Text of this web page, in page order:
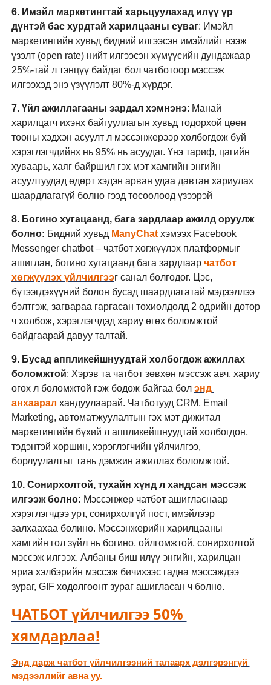
6. Имэйл маркетингтай харьцуулахад илүү үр
дүнтэй бас хурдтай харилцааны суваг: Имэйл
маркетингийн хувьд бидний илгээсэн имэйлийг нээж
үзэлт (open rate) нийт илгээсэн хүмүүсийн дундажаар
25%-тай л тэнцүү байдаг бол чатботоор мэссэж
илгээхэд энэ үзүүлэлт 80%-д хүрдэг.
7. Үйл ажиллагааны зардал хэмнэнэ: Манай
харилцагч ихэнх байгууллагын хувьд тодорхой цөөн
тооны хэдхэн асуулт л мэссэнжерээр холбогдож буй
хэрэглэгчдийнх нь 95% нь асуудаг. Үнэ тариф, цагийн
хуваарь, хаяг байршил гэх мэт хамгийн энгийн
асуултуудад өдөрт хэдэн арван удаа давтан хариулах
шаардлагагүй болно гээд төсөөлөөд үзээрэй
8. Богино хугацаанд, бага зардлаар ажилд оруулж
болно: Бидний хувьд ManyChat хэмээх Facebook
Messenger chatbot – чатбот хөгжүүлэх платформыг
ашиглан, богино хугацаанд бага зардлаар чатбот
хөгжүүлэх үйлчилгээг санал болгодог. Цэс,
бүтээгдэхүүний болон бусад шаардлагатай мэдээллээ
бэлтгэж, загвараа гаргасан тохиолдолд 2 өдрийн дотор
ч холбож, хэрэглэгчдэд хариу өгөх боломжтой
байдгаарай давуу талтай.
9. Бусад аппликейшнуудтай холбогдож ажиллах
боломжтой: Хэрэв та чатбот зөвхөн мэссэж авч, хариу
өгөх л боломжтой гэж бодож байгаа бол энд
анхаарал хандуулаарай. Чатботууд CRM, Email
Marketing, автоматжуулалтын гэх мэт дижитал
маркетингийн бүхий л аппликейшнуудтай холбогдон,
тэдэнтэй хоршин, хэрэглэгчийн үйлчилгээ,
борлуулалтыг тань дэмжин ажиллах боломжтой.
10. Сонирхолтой, тухайн хүнд л хандсан мэссэж
илгээж болно: Мэссэнжер чатбот ашигласнаар
хэрэглэгчдээ урт, сонирхолгүй пост, имэйлээр
залхаахаа болино. Мэссэнжерийн харилцааны
хамгийн гол зүйл нь богино, ойлгомжтой, сонирхолтой
мэссэж илгээх. Албаны биш илүү энгийн, харилцан
яриа хэлбэрийн мэссэж бичихээс гадна мэссэждээ
зураг, GIF хөдөлгөөнт зураг ашигласан ч болно.
ЧАТБОТ үйлчилгээ 50%
хямдарлаа!
Энд дарж чатбот үйлчилгээний талаарх дэлгэрэнгүй
мэдээллийг авна уу.